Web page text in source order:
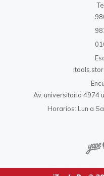
Av. universitaria 4974
Horarios: Lun a